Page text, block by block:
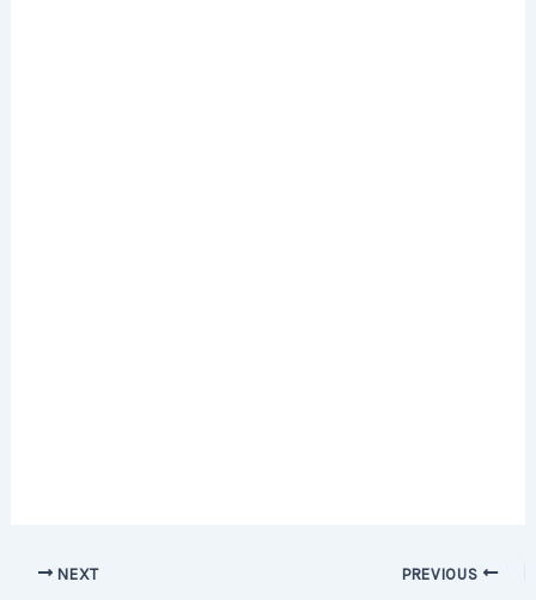
Post
NEXT